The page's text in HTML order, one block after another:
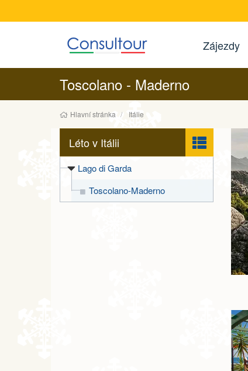
Zájezdy
Toscolano - Maderno
Hlavní stránka Itálie
Léto v Itálii
Lago di Garda
Toscolano-Maderno